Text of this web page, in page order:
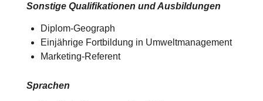
Sonstige Qualifikationen und Ausbildungen
Diplom-Geograph
Einjährige Fortbildung in Umweltmanagement
Marketing-Referent
Sprachen